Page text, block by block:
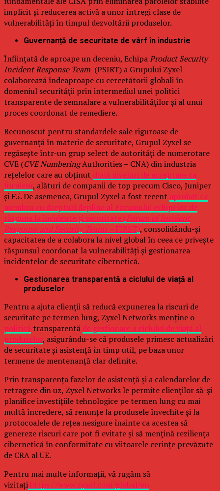
implicit și reducerea activă a unor întregi clase de
vulnerabilități în timpul dezvoltării produselor.
Guvernanță de securitate de vârf în industrie
Înființată de aproape un deceniu, EchipaProduct Security
Incident Response Team (PSIRT) a Grupului Zyxel
colaborează îndeaproape cu cercetătorii globali în
domeniul securității prin intermediul unei politici
transparente de semnalare a vulnerabilităților și al unui
proces coordonat de remediere.
Recunoscut pentru standardele sale riguroase de
guvernanță în materie de securitate, Grupul Zyxel se
regăsește într-un grup select de autorități de numerotare
CVE (CVE NumberingAuthorities – CNA) din industria
rețelelor care au obținut două niveluri de acceptare ca
furnizor, alături de companii de top precum Cisco, Juniper
și F5. De asemenea, Grupul Zyxel a fost recent aprobat ca
membru cu drepturi depline al Forumului echipelor de
răspuns la incidente și securitate (Forum of Incident
Response and Security Teams –FIRST), consolidându-și
capacitatea de a colabora la nivel global în ceea ce privește
răspunsul coordonat la vulnerabilități și gestionarea
incidentelor de securitate cibernetică.
Gestionarea transparentă a ciclului de viață al
produselor
Pentru a ajuta clienții să reducă expunerea la riscuri de
securitate pe termen lung, Zyxel Networks menține o
politică transparentă de gestionare a ciclului de viață al
produselor, asigurându-se că produsele primesc actualizări
de securitate și asistență în timp util, pe baza unor
termene de mentenanță clar definite.
Prin transparența fazelor de asistență și a calendarelor de
retragere din uz, Zyxel Networks le permite clienților să-și
planifice investițiile tehnologice pe termen lung cu mai
multă încredere, să renunțe la produsele învechite și la
protocoalele de rețea nesigure înainte ca acestea să
genereze riscuri care pot fi evitate și să mențină reziliența
cibernetică în conformitate cu viitoarele cerințe prevăzute
de CRA al UE.
Pentru mai multe informații, vă rugăm să
vizitațihttps://www.zyxel.com/global/en